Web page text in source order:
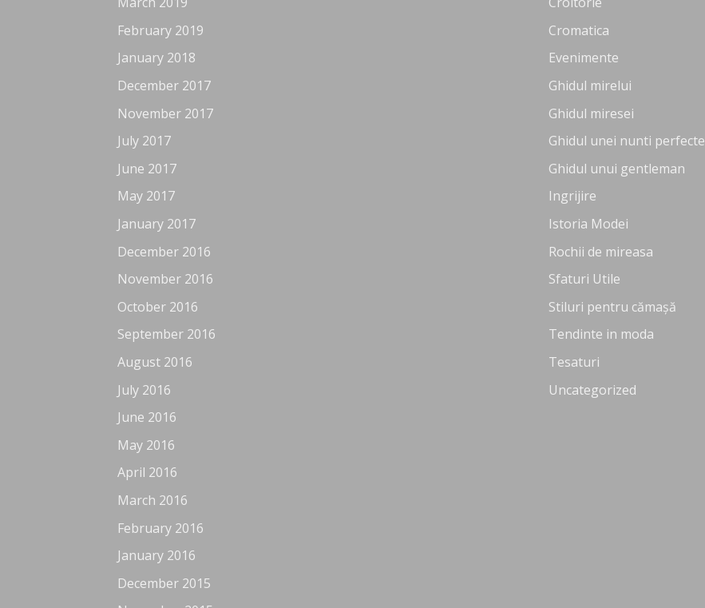
February 2019
January 2018
December 2017
November 2017
July 2017
June 2017
May 2017
January 2017
December 2016
November 2016
October 2016
September 2016
August 2016
July 2016
June 2016
May 2016
April 2016
March 2016
February 2016
January 2016
December 2015
Cromatica
Evenimente
Ghidul mirelui
Ghidul miresei
Ghidul unei nunti perfecte
Ghidul unui gentleman
Ingrijire
Istoria Modei
Rochii de mireasa
Sfaturi Utile
Stiluri pentru cămașă
Tendinte in moda
Tesaturi
Uncategorized